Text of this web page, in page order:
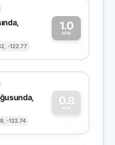
-122.77
1.0
MW1
-122.74
0.8
MW
0